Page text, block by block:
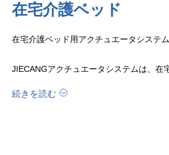
在宅介護ベッド
在宅介護ベッド用アクチュエータシステム
JIECANGアクチュエータシステムは、在
同時に、尿濡れ警報、ベッド検知、障害
続きを読む